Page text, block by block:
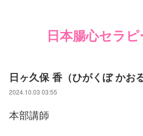
日本腸心セラ
日ヶ久保 香（ひがくぼ かおる
2024.10.03 03:55
本部講師